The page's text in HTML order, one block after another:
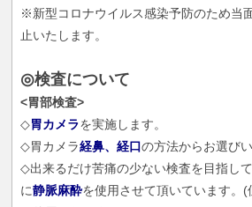
※新型コロナウイルス感染予防のため当
止いたします。
◎検査について
<胃部検査>
◇胃カメラを実施します。
◇胃カメラ経鼻、経口の方法からお選び
◇出来るだけ苦痛の少ない検査を目指し
に静脈麻酔を使用させて頂いています。